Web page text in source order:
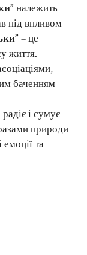
належить
під впливом
– це
життя.
баченням
і сумує
природи
та